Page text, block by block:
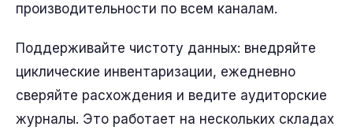
производительности по всем каналам.
Поддерживайте чистоту данных: внедряйте
циклические инвентаризации, ежедневно
сверяйте расхождения и ведите аудиторские
журналы. Это работает на нескольких складах